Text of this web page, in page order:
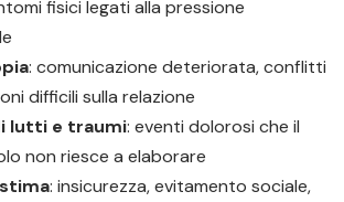
fisici legati alla pressione
: comunicazione deteriorata, conflitti
difficili sulla relazione
lutti e traumi: eventi dolorosi che il
non riesce a elaborare
: insicurezza, evitamento sociale,